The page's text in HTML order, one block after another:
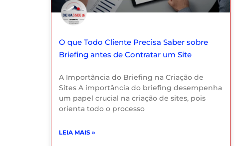
O que Todo Cliente Precisa Saber sobre
Briefing antes de Contratar um Site
A Importância do Briefing na Criação de
Sites A importância do briefing desempenha
um papel crucial na criação de sites, pois
orienta todo o processo
LEIA MAIS »